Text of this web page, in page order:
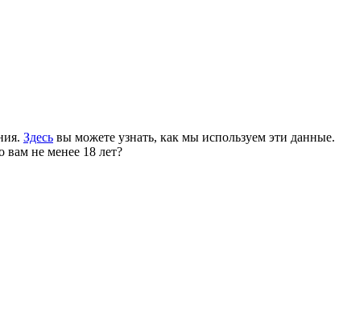
Здесь вы можете узнать, как мы используем эти данные.
вам не менее 18 лет?